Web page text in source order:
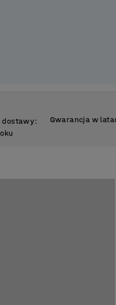
litery T i stężenia, które
dostawy:
Gwarancja w